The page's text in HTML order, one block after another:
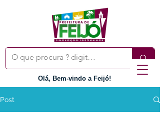
Olá, Bem-vindo a Feijó!
Post